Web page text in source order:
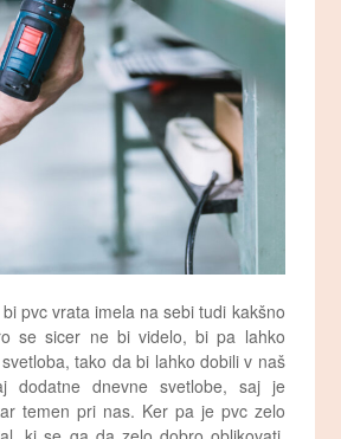
pvc vrata imela na sebi tudi kakšno
se sicer ne bi videlo, bi pa lahko
tako da bi lahko dobili v naš
dodatne dnevne svetlobe, saj je
temen pri nas. Ker pa je pvc zelo